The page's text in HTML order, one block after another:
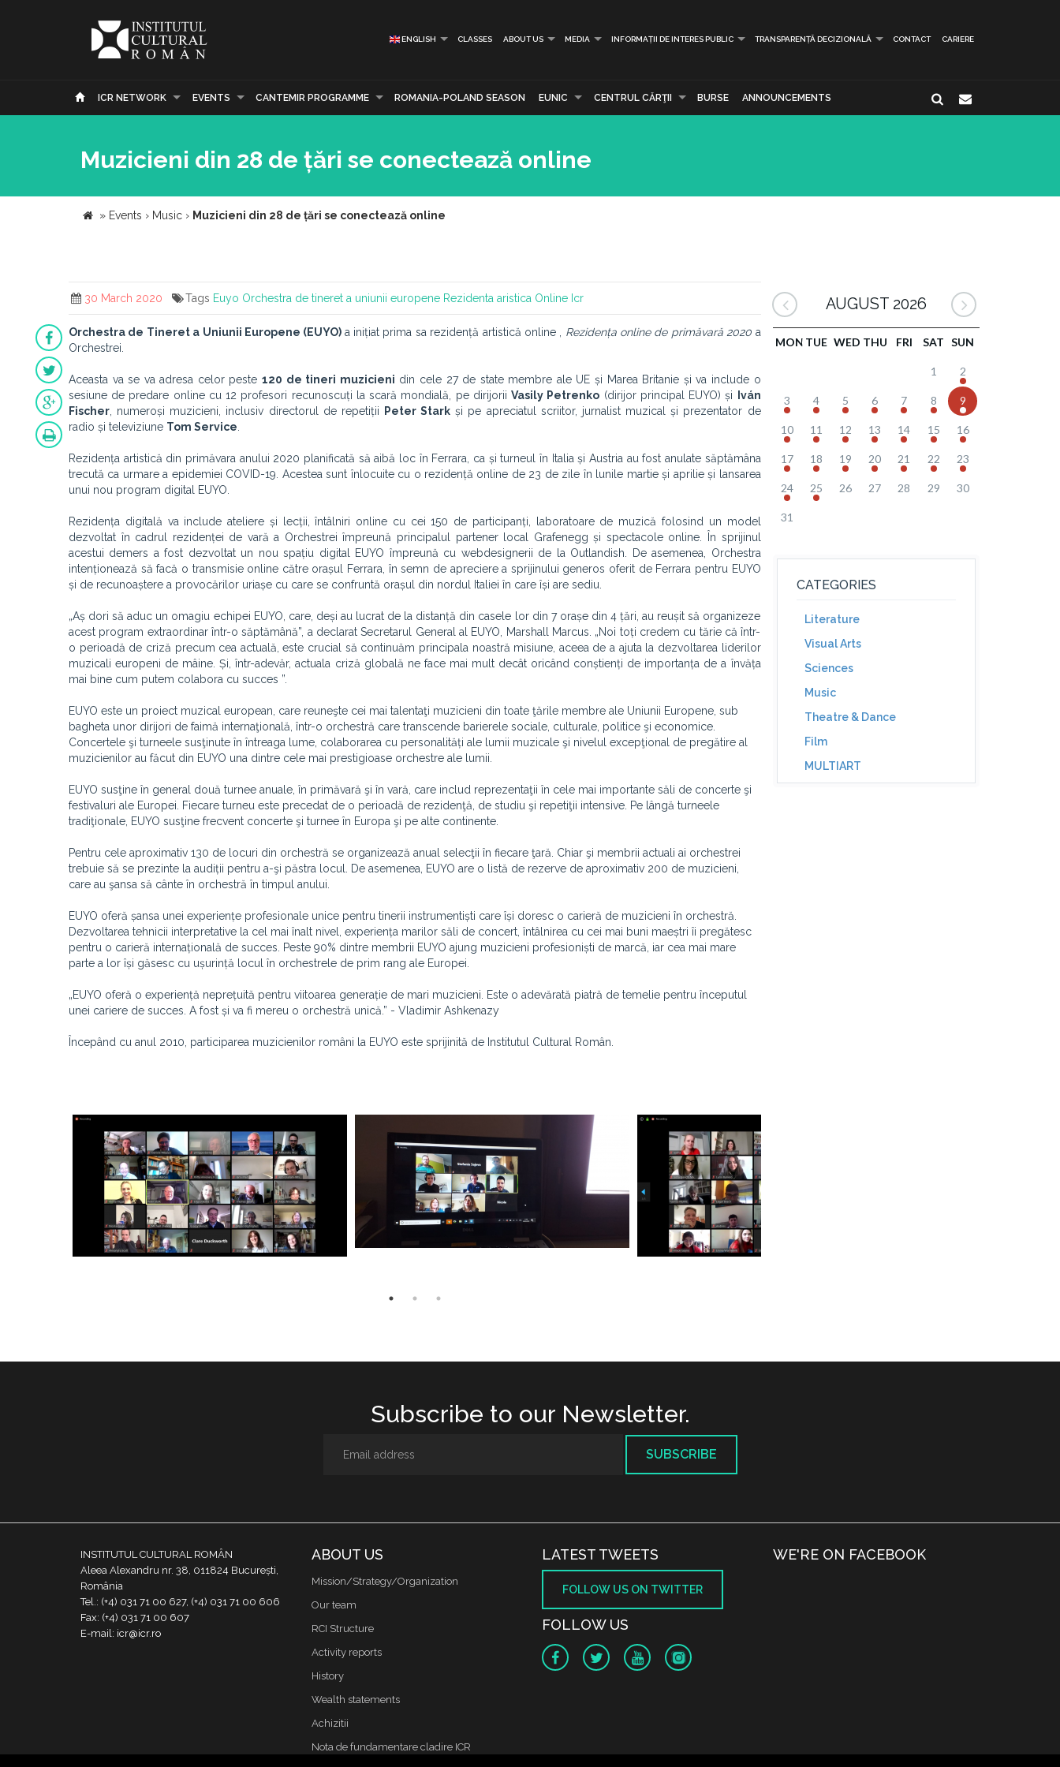
ENGLISH CLASSES ABOUT US MEDIA INFORMAȚII DE INTERES PUBLIC TRANSPARENȚĂ DECIZIONALĂ CONTACT CARIERE
ICR NETWORK EVENTS CANTEMIR PROGRAMME ROMANIA-POLAND SEASON EUNIC CENTRUL CĂRŢII BURSE ANNOUNCEMENTS
Muzicieni din 28 de țări se conectează online
» Events › Music › Muzicieni din 28 de țări se conectează online
30 March 2020 Tags Euyo Orchestra de tineret a uniunii europene Rezidenta aristica Online Icr
Orchestra de Tineret a Uniunii Europene (EUYO) a inițiat prima sa rezidență artistică online , Rezidența online de primăvară 2020 a
Orchestrei.
Aceasta va se va adresa celor peste120 de tineri muzicieni din cele 27 de state membre ale UE și Marea Britanie și va include o
sesiune de predare online cu 12 profesori recunoscuți la scară mondială, pe dirijoriiVasily Petrenko (dirijor principal EUYO) și
Iván
Fischer , numeroși muzicieni, inclusiv directorul de repetiții Peter Stark și pe apreciatul scriitor, jurnalist muzical și prezentator de
radio și televiziune Tom Service
Rezidența artistică din primăvara anului 2020 planificată să aibă loc în Ferrara, ca și turneul în Italia și Austria au fost anulate săptămâna
trecută ca urmare a epidemiei COVID-19. Acestea sunt înlocuite cu o rezidență online de 23 de zile în lunile martie și aprilie și lansarea
unui nou program digital EUYO.
Rezidența digitală va include ateliere și lecții, întâlniri online cu cei 150 de participanți, laboratoare de muzică folosind un model
dezvoltat în cadrul rezidenței de vară a Orchestrei împreună principalul partener local Grafenegg și spectacole online. În sprijinul
acestui demers a fost dezvoltat un nou spațiu digital EUYO împreună cu webdesignerii de la Outlandish. De asemenea, Orchestra
intenționează să facă o transmisie online către orașul Ferrara, în semn de apreciere a sprijinului generos oferit de Ferrara pentru EUYO
și de recunoaștere a provocărilor uriașe cu care se confruntă orașul din nordul Italiei în care își are sediu.
„Aș dori să aduc un omagiu echipei EUYO, care, deși au lucrat de la distanță din casele lor din 7 orașe din 4 țări, au reușit să organizeze
acest program extraordinar într-o săptămână”, a declarat Secretarul General al EUYO, Marshall Marcus. „Noi toți credem cu tărie că într-
o perioadă de criză precum cea actuală, este crucial să continuăm principala noastră misiune, aceea de a ajuta la dezvoltarea liderilor
muzicali europeni de mâine. Și, într-adevăr, actuala criză globală ne face mai mult decât oricând conștienți de importanța de a învăța
mai bine cum putem colabora cu succes ”.
EUYO este un proiect muzical european, care reuneşte cei mai talentaţi muzicieni din toate ţările membre ale Uniunii Europene, sub
bagheta unor dirijori de faimă internaţională, într-o orchestră care transcende barierele sociale, culturale, politice şi economice.
Concertele şi turneele susţinute în întreaga lume, colaborarea cu personalități ale lumii muzicale şi nivelul excepţional de pregătire al
muzicienilor au făcut din EUYO una dintre cele mai prestigioase orchestre ale lumii.
EUYO susţine în general două turnee anuale, în primăvară şi în vară, care includ reprezentaţii în cele mai importante săli de concerte şi
festivaluri ale Europei. Fiecare turneu este precedat de o perioadă de rezidenţă, de studiu şi repetiţii intensive. Pe lângă turneele
tradiţionale, EUYO susţine frecvent concerte şi turnee în Europa şi pe alte continente.
Pentru cele aproximativ 130 de locuri din orchestră se organizează anual selecţii în fiecare ţară. Chiar şi membrii actuali ai orchestrei
trebuie să se prezinte la audiții pentru a-şi păstra locul. De asemenea, EUYO are o listă de rezerve de aproximativ 200 de muzicieni,
care au şansa să cânte în orchestră în timpul anului.
EUYO oferă șansa unei experiențe profesionale unice pentru tinerii instrumentiști care își doresc o carieră de muzicieni în orchestră.
Dezvoltarea tehnicii interpretative la cel mai înalt nivel, experiența marilor săli de concert, întâlnirea cu cei mai buni maeștri îi pregătesc
pentru o carieră internațională de succes. Peste 90% dintre membrii EUYO ajung muzicieni profesioniști de marcă, iar cea mai mare
parte a lor își găsesc cu ușurință locul în orchestrele de prim rang ale Europei.
„EUYO oferă o experiență neprețuită pentru viitoarea generație de mari muzicieni. Este o adevărată piatră de temelie pentru începutul
unei cariere de succes. A fost și va fi mereu o orchestră unică.” - Vladimir Ashkenazy
Începând cu anul 2010, participarea muzicienilor români la EUYO este sprijinită de Institutul Cultural Român.
AUGUST 2026
MON TUE WED THU FRI SAT SUN
1 2
3 4 5 6 7 8 9
10 11 12 13 14 15 16
17 18 19 20 21 22 23
24 25 26 27 28 29 30
31
CATEGORIES
Literature
Visual Arts
Sciences
Music
Theatre & Dance
Film
MULTIART
Subscribe to our Newsletter.
SUBSCRIBE
INSTITUTUL CULTURAL ROMÂN
Aleea Alexandru nr. 38, 011824 București,
România
Tel.: (+4) 031 71 00 627, (+4) 031 71 00 606
Fax: (+4) 031 71 00 607
E-mail: icr@icr.ro
ABOUT US
Mission/Strategy/Organization
Our team
RCI Structure
Activity reports
History
Wealth statements
Achizitii
Nota de fundamentare cladire ICR
LATEST TWEETS
FOLLOW US ON TWITTER
FOLLOW US
WE'RE ON FACEBOOK